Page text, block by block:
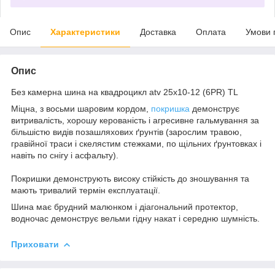
Опис Характеристики Доставка Оплата Умови
Опис
Без камерна шина на квадроцикл atv 25х10-12 (6PR) ТL
Міцна, з восьми шаровим кордом, покришка демонструє
витривалість, хорошу керованість і агресивне гальмування за
більшістю видів позашляхових ґрунтів (зарослим травою,
гравійної траси і скелястим стежками, по щільних ґрунтовках і
навіть по снігу і асфальту).
Покришки демонструють високу стійкість до зношування та
мають тривалий термін експлуатації.
Шина має брудний малюнком і діагональний протектор,
водночас демонструє вельми гідну накат і середню шумність.
Приховати